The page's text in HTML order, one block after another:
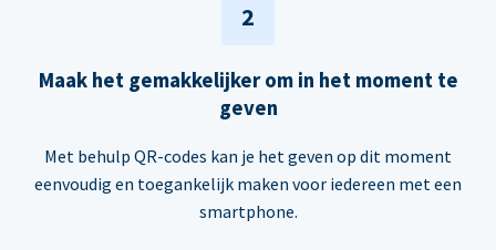
2
Maak het gemakkelijker om in het moment te
geven
Met behulp QR-codes kan je het geven op dit moment
eenvoudig en toegankelijk maken voor iedereen met een
smartphone.